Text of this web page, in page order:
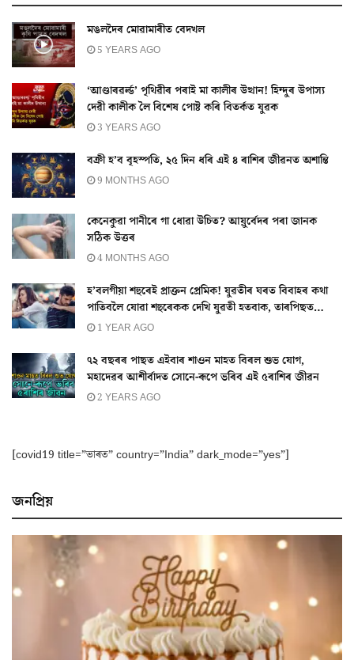
মঙলদৈৰ মোৱামাৰীত বেদখল
5 YEARS AGO
‘আণ্ডাৰৱৰ্ল্ড’ পৃথিৱীৰ পৰাই মা কালীৰ উত্থান! হিন্দুৰ উপাস্য
দেৱী কালীক লৈ বিশেষ পোষ্ট কৰি বিতৰ্কত যুৱক
3 YEARS AGO
বক্ৰী হ’ব বৃহস্পতি, ২৫ দিন ধৰি এই ৪ ৰাশিৰ জীৱনত অশান্তি
9 MONTHS AGO
কেনেকুৱা পানীৰে গা ধোৱা উচিত? আয়ুৰ্বেদৰ পৰা জানক
সঠিক উত্তৰ
4 MONTHS AGO
হ’বলগীয়া শহুৰেই প্ৰাক্তন প্ৰেমিক! যুৱতীৰ ঘৰত বিবাহৰ কথা
পাতিবলৈ যোৱা শহুৰেকক দেখি যুৱতী হতবাক, তাৰপিছত…
1 YEAR AGO
৭২ বছৰৰ পাছত এইবাৰ শাওন মাহত বিৰল শুভ যোগ,
মহাদেৱৰ আশীৰ্বাদত সোনে-ৰূপে ভৰিব এই ৫ৰাশিৰ জীৱন
2 YEARS AGO
[covid19 title=”ভাৰত” country=”India” dark_mode=”yes”]
জনপ্ৰিয়